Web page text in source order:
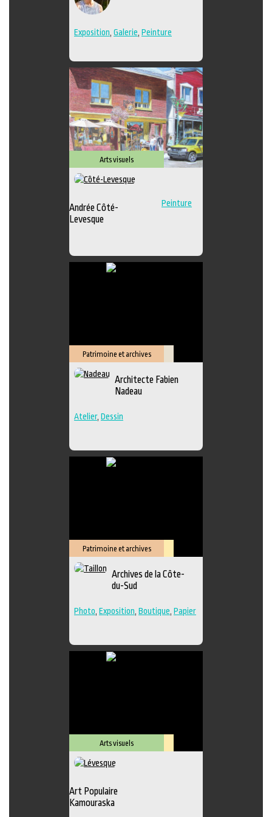
Exposition Galerie Peinture
Arts visuels
Andrée Côté-
Levesque
Peinture
Patrimoine et archives
Architecte Fabien
Nadeau
Atelier, Dessin
Patrimoine et archives
Lieu
Archives de la Côte-
du-Sud
Photo Exposition Boutique Papier
Arts visuels
Art Populaire
Kamouraska